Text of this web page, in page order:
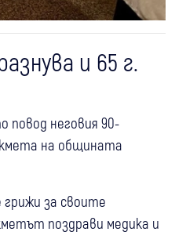
и 65 г.
повод неговия 90-
на общината
грижи за своите
поздрави медика и